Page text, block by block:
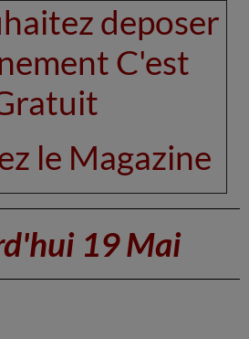
deposer
C'est
le Magazine
19 Mai